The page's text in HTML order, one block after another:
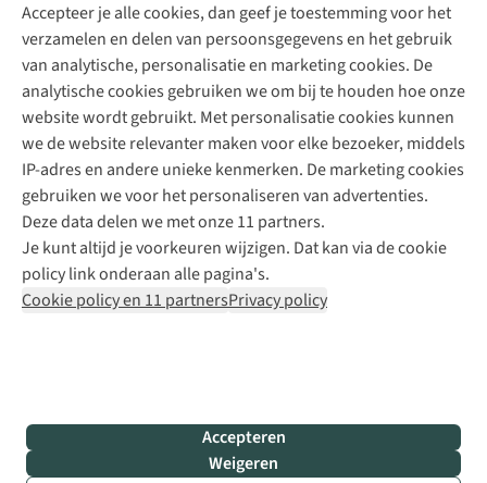
Accepteer je alle cookies, dan geef je toestemming voor het
verzamelen en delen van persoonsgegevens en het gebruik
van analytische, personalisatie en marketing cookies. De
analytische cookies gebruiken we om bij te houden hoe onze
website wordt gebruikt. Met personalisatie cookies kunnen
we de website relevanter maken voor elke bezoeker, middels
IP-adres en andere unieke kenmerken. De marketing cookies
gebruiken we voor het personaliseren van advertenties.
Deze data delen we met onze 11 partners.
Je kunt altijd je voorkeuren wijzigen. Dat kan via de cookie
policy link onderaan alle pagina's.
Cookie policy en 11 partnersPrivacy policy
Accepteren
Weigeren
+31 (0)85 888 50 88
+31 6 12 28 49 80
Contactformulier
Bever
B.V.